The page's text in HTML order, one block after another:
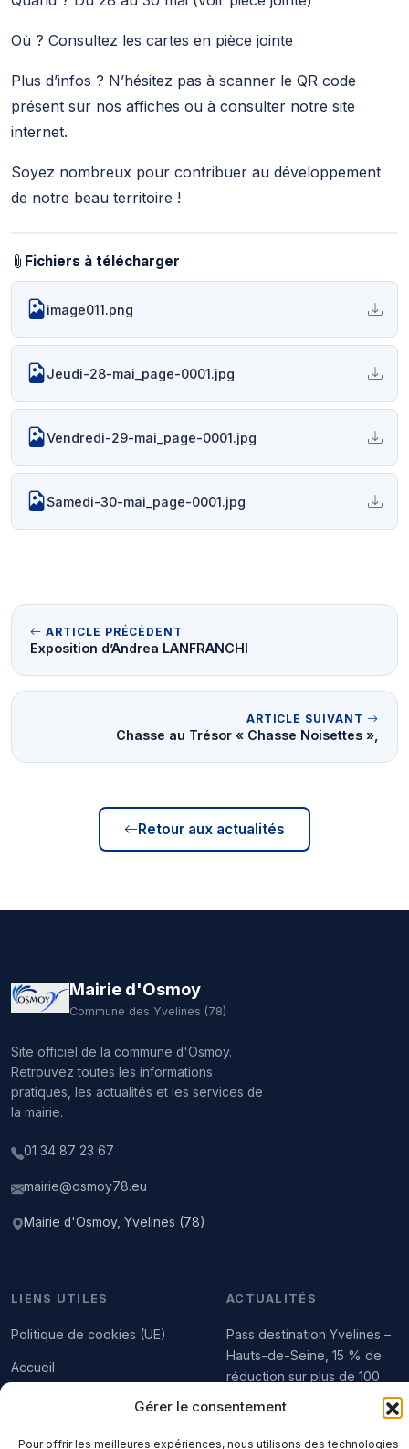
Gérer le consentement
Pour offrir les meilleures expériences, nous utilisons des technologies
Où ? Consultez les cartes en pièce jointe
Plus d’infos ? N’hésitez pas à scanner le QR code
présent sur nos affiches ou à consulter notre site
internet.
Soyez nombreux pour contribuer au développement
de notre beau territoire !
Fichiers à télécharger
image011.png
Jeudi-28-mai_page-0001.jpg
Vendredi-29-mai_page-0001.jpg
Samedi-30-mai_page-0001.jpg
ARTICLE PRÉCÉDENT
Exposition d’Andrea LANFRANCHI
ARTICLE SUIVANT
Chasse au Trésor « Chasse Noisettes »,
Retour aux actualités
Mairie d'Osmoy
Commune des Yvelines (78)
Site officiel de la commune d'Osmoy.
Retrouvez toutes les informations
pratiques, les actualités et les services de
la mairie.
01 34 87 23 67
mairie@osmoy78.eu
Mairie d'Osmoy, Yvelines (78)
LIENS UTILES
Politique de cookies (UE)
Accueil
Arrêtés municipaux (bruit,
ACTUALITÉS
Pass destination Yvelines –
Hauts-de-Seine, 15 % de
réduction sur plus de 100
sites touristiques, culturels,